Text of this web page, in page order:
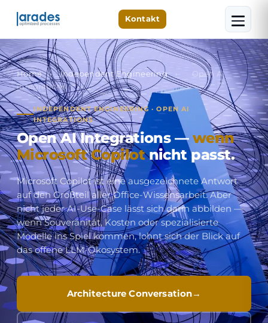
Kontakt
Home › Independent Engineering ›
Open AI
Integrations
INDEPENDENT ENGINEERING · OPEN AI
INTEGRATIONS
Open AI Integrations — wenn
Microsoft Copilotnicht passt.
Microsoft Copilot ist eine ausgezeichnete Antwort
auf den Großteil aller Office-Wissensarbeit. Aber
nicht jeder AI-Use-Case lässt sich darin abbilden —
wenn Souveränität, Kosten oder spezialisierte
Modelle ins Spiel kommen, lohnt sich der Blick auf
das offene LLM-Ökosystem.
Architecture Conversation